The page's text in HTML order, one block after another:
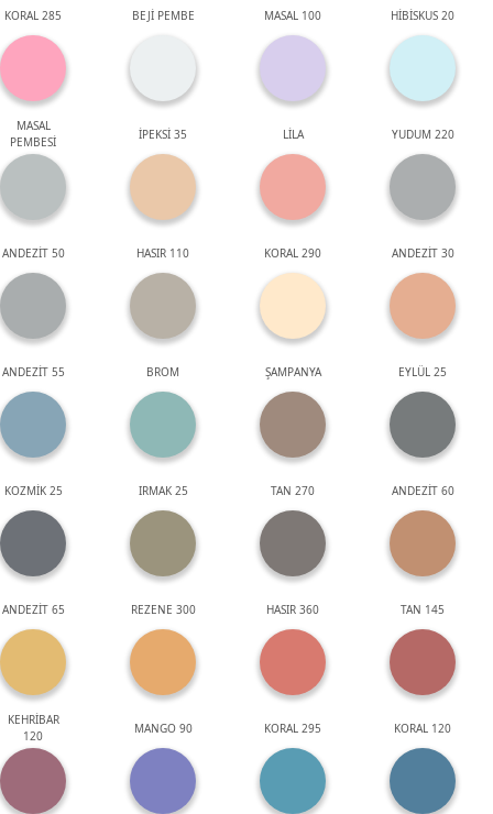
KORAL 285 BEJİ PEMBE MASAL 100 HİBİSKUS 20
MASAL
PEMBESİ
İPEKSİ 35 LİLA YUDUM 220
ANDEZİT 50 HASIR 110 KORAL 290 ANDEZİT 30
ANDEZİT 55 BROM ŞAMPANYA EYLÜL 25
KOZMİK 25 IRMAK 25 TAN 270 ANDEZİT 60
ANDEZİT 65 REZENE 300 HASIR 360 TAN 145
KEHRİBAR
120
MANGO 90 KORAL 295 KORAL 120